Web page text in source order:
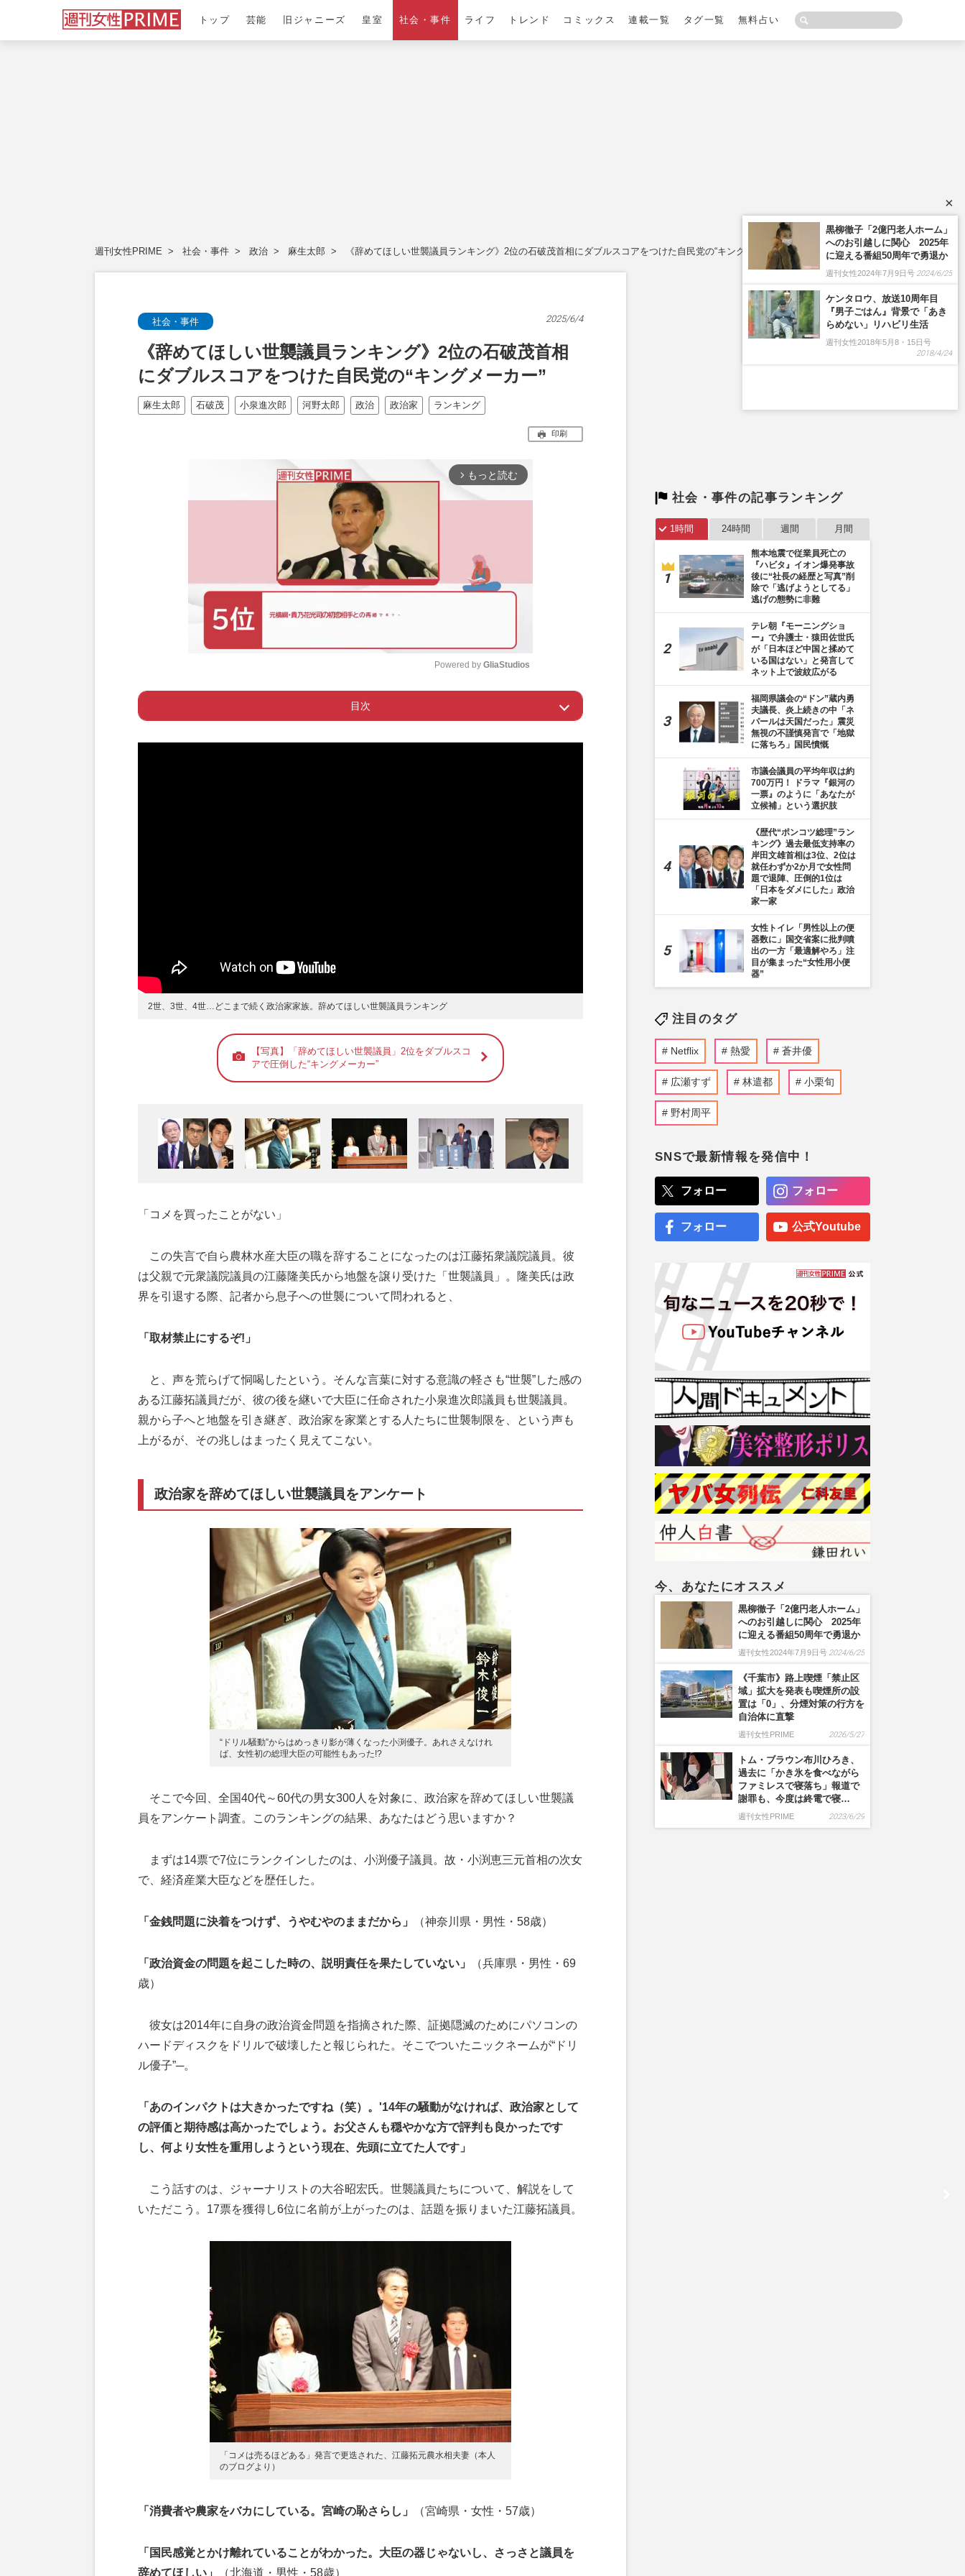
トップ 芸能 旧ジャニーズ 皇室 社会・事件 ライフ トレンド コミックス 連載一覧 タグ一覧 無料占い
週刊女性PRIME 社会・事件 政治 麻生太郎 《辞めてほしい世襲議員ランキング》2位の石破茂首相にダブルスコアをつけた自民党の“キングメーカー”
社会・事件 2025/6/4
《辞めてほしい世襲議員ランキング》2位の石破茂首相
にダブルスコアをつけた自民党の“キングメーカー”
麻生太郎 石破茂 小泉進次郎 河野太郎 政治 政治家 ランキング
印刷
arrow_forward_ios もっと読む
t
Powered by GliaStudios
目次
Page 1 ー 政治家を辞めてほしい世襲議員をアンケート
2世、3世、4世…どこまで続く政治家家族。辞めてほしい世襲議員ランキング
【写真】「辞めてほしい世襲議員」2位をダブルスコ
アで圧倒した“キングメーカー”
「コメを買ったことがない」
この失言で自ら農林水産大臣の職を辞することになったのは江藤拓衆議院議員。彼
は父親で元衆議院議員の江藤隆美氏から地盤を譲り受けた「世襲議員」。隆美氏は政
界を引退する際、記者から息子への世襲について問われると、
「取材禁止にするぞ!」
と、声を荒らげて恫喝したという。そんな言葉に対する意識の軽さも“世襲”した感の
ある江藤拓議員だが、彼の後を継いで大臣に任命された小泉進次郎議員も世襲議員。
親から子へと地盤を引き継ぎ、政治家を家業とする人たちに世襲制限を、という声も
上がるが、その兆しはまったく見えてこない。
政治家を辞めてほしい世襲議員をアンケート
“ドリル騒動”からはめっきり影が薄くなった小渕優子。あれさえなけれ
ば、女性初の総理大臣の可能性もあった!?
そこで今回、全国40代～60代の男女300人を対象に、政治家を辞めてほしい世襲議
員をアンケート調査。このランキングの結果、あなたはどう思いますか？
まずは14票で7位にランクインしたのは、小渕優子議員。故・小渕恵三元首相の次女
で、経済産業大臣などを歴任した。
「金銭問題に決着をつけず、うやむやのままだから」 （神奈川県・男性・58歳）
「政治資金の問題を起こした時の、説明責任を果たしていない」
（兵庫県・男性・69
歳）
彼女は2014年に自身の政治資金問題を指摘された際、証拠隠滅のためにパソコンの
ハードディスクをドリルで破壊したと報じられた。そこでついたニックネームが“ドリ
ル優子”─。
「あのインパクトは大きかったですね（笑）。'14年の騒動がなければ、政治家として
の評価と期待感は高かったでしょう。お父さんも穏やかな方で評判も良かったです
し、何より女性を重用しようという現在、先頭に立てた人です」
こう話すのは、ジャーナリストの大谷昭宏氏。世襲議員たちについて、解説をして
いただこう。17票を獲得し6位に名前が上がったのは、話題を振りまいた江藤拓議員。
「コメは売るほどある」発言で更迭された、江藤拓元農水相夫妻（本人
のブログより）
「消費者や農家をバカにしている。宮崎の恥さらし」 （宮崎県・女性・57歳）
「国民感覚とかけ離れていることがわかった。大臣の器じゃないし、さっさと議員を
辞めてほしい」
（北海道・男性・58歳）
社会・事件の記事ランキング
1時間 24時間 週間 月間
熊本地震で従業員死亡の
『ハビタ』イオン爆発事故
後に“社長の経歴と写真”削
除で「逃げようとしてる」
逃げの態勢に非難
テレ朝『モーニングショ
ー』で弁護士・猿田佐世氏
が「日本ほど中国と揉めて
いる国はない」と発言して
ネット上で波紋広がる
福岡県議会の“ドン”蔵内勇
夫議長、炎上続きの中「ネ
パールは天国だった」震災
無視の不謹慎発言で「地獄
に落ちろ」国民憤慨
市議会議員の平均年収は約
700万円！ ドラマ『銀河の
一票』のように「あなたが
立候補」という選択肢
《歴代“ポンコツ総理”ラン
キング》過去最低支持率の
岸田文雄首相は3位、2位は
就任わずか2か月で女性問
題で退陣、圧倒的1位は
「日本をダメにした」政治
家一家
女性トイレ「男性以上の便
器数に」国交省案に批判噴
出の一方「最適解やろ」注
目が集まった“女性用小便
器”
注目のタグ
Netflix 熱愛 蒼井優
広瀬すず 林遣都 小栗旬
野村周平
SNSで最新情報を発信中！
フォロー フォロー
フォロー 公式Youtube
今、あなたにオススメ
黒柳徹子「2億円老人ホーム」
へのお引越しに関心 2025年
に迎える番組50周年で勇退か
週刊女性2024年7月9日号 2024/6/25
《千葉市》路上喫煙「禁止区
域」拡大を発表も喫煙所の設
置は「0」、分煙対策の行方を
自治体に直撃
週刊女性PRIME 2026/5/27
トム・ブラウン布川ひろき、
過去に「かき氷を食べながら
ファミレスで寝落ち」報道で
謝罪も、今度は終電で寝…
週刊女性PRIME 2023/6/29
×